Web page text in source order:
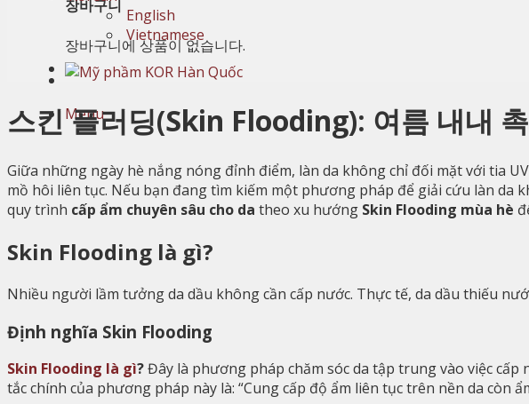
장바구니
장바구니에 상품이 없습니다.
Menu
English
Vietnamese
스킨 플러딩(Skin Flooding): 여름 내내
Giữa những ngày hè nắng nóng đỉnh điểm, làn da không chỉ đối mặt với tia
mồ hôi liên tục. Nếu bạn đang tìm kiếm một phương pháp để giải cứu làn da
quy trình cấp ẩm chuyên sâu cho da theo xu hướng Skin Flooding mùa hè
Skin Flooding là gì?
Nhiều người lầm tưởng da dầu không cần cấp nước. Thực tế, da dầu thiếu
Định nghĩa Skin Flooding
Skin Flooding là gì?Đây là phương pháp chăm sóc da tập trung vào việc
tắc chính của phương pháp này là: “Cung cấp độ ẩm liên tục trên nền da còn